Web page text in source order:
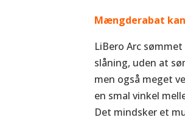
antal
Mængderabat
LiBero Arc
slåning, uden at
men også meget
en smal vinkel
Det mindsker et